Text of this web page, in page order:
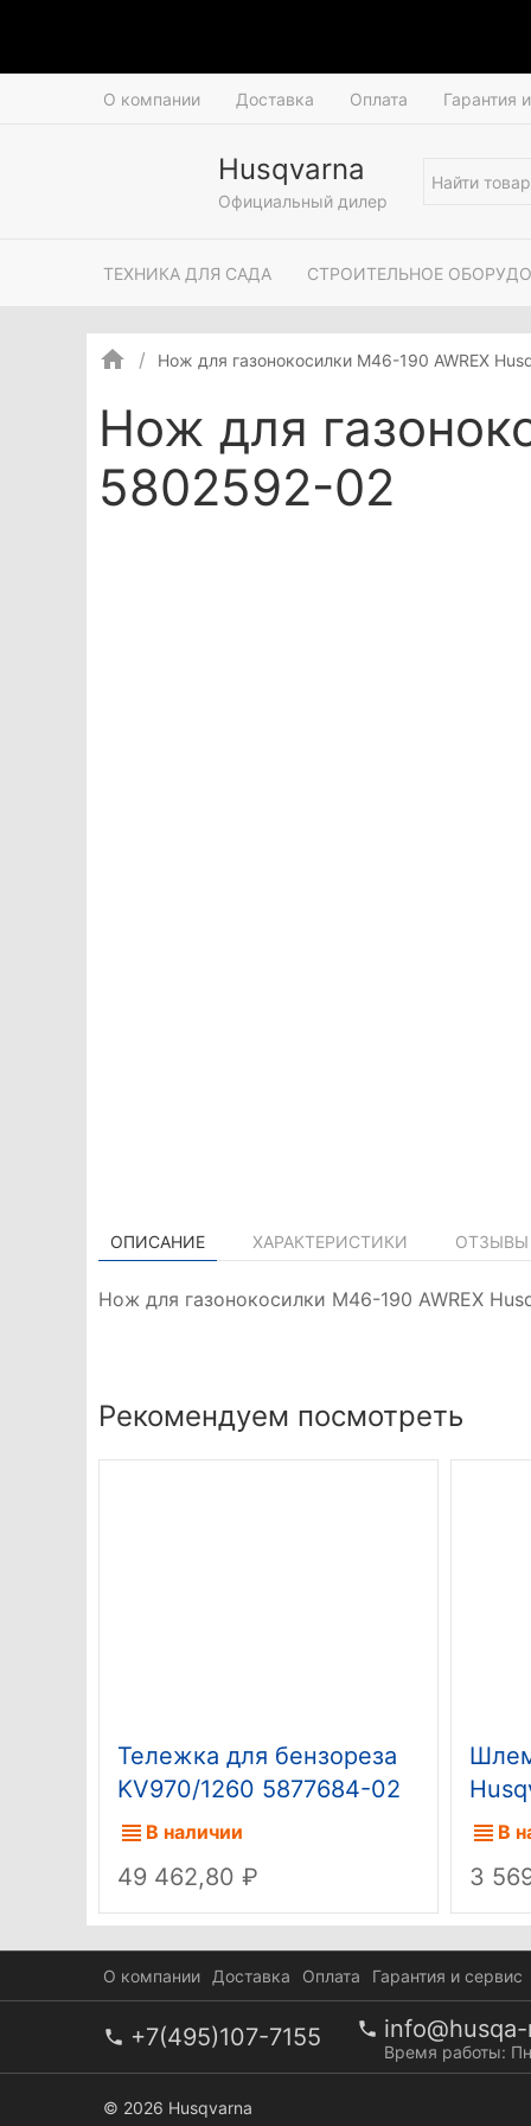
О компании Доставка Оплата Гарантия
Husqvarna
Официальный дилер
ТЕХНИКА ДЛЯ САДА СТРОИТЕЛЬНОЕ
Нож для газонокосилки М46-190 AWREX
Нож для
5802592-02
ОПИСАНИЕ ХАРАКТЕРИСТИКИ ОТЗЫВЫ
Нож для газонокосилки М46-190 AWREX
Рекомендуем посмотреть
Тележка для бензореза
KV970/1260 5877684-02
(старый код 9651916-05)
В наличии
49 462,80
В
3
О компании Доставка Оплата Гарантия и сервис
+7(495)107-7155
Время работы:
© 2026 Husqvarna